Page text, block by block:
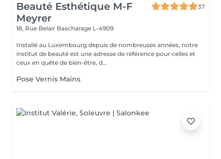
Beauté Esthétique M-F
Meyrer
37
18, Rue Belair Bascharage L-4909
Installé au Luxembourg depuis de nombreuses années, notre
institut de beauté est une adresse de référence pour celles et
ceux en quête de bien-être, d...
Pose Vernis Mains